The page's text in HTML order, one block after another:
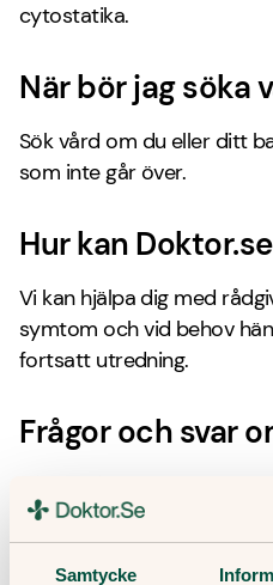
Samtycke
cytostatika.
När bör jag söka
Sök vård om du eller ditt
som inte går över.
Hur kan
Vi kan hjälpa dig med
symtom och vid behov
fortsatt utredning.
Frågor och svar
Vad är osteosarkom?